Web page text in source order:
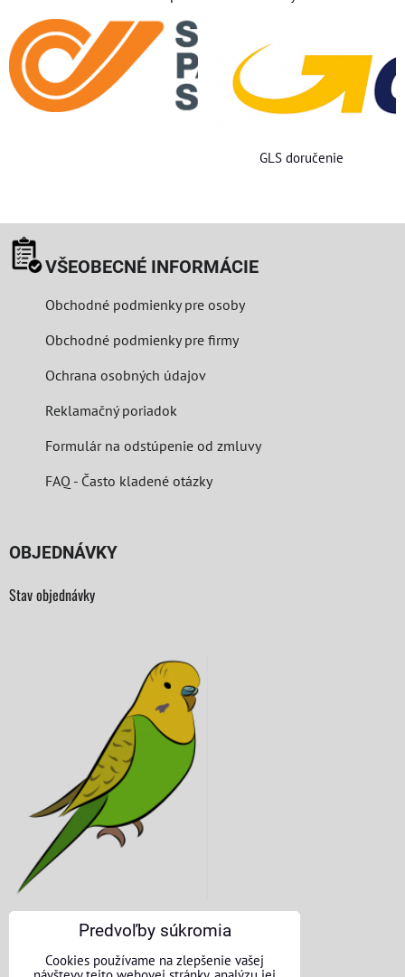
GLS doručenie
VŠEOBECNÉ INFORMÁCIE
Obchodné podmienky pre osoby
Obchodné podmienky pre firmy
Ochrana osobných údajov
Reklamačný poriadok
Formulár na odstúpenie od zmluvy
FAQ - Často kladené otázky
OBJEDNÁVKY
Stav objednávky
KONTAKTNÉ ÚDAJE
Predvoľby súkromia
Cookies používame na zlepšenie vašej